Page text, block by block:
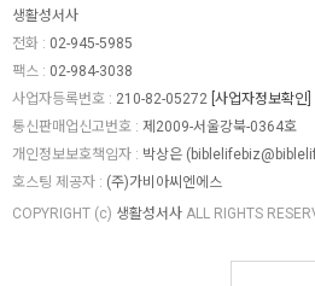
생활성서사
전화 : 02-945-5985
팩스 : 02-984-3038
사업자등록번호 : 210-82-05272 [사업자정보확인]
통신판매업신고번호 : 제2009-서울강북-0364호
개인정보보호책임자 : 박상은 (
호스팅 제공자 : (주)가비아씨엔에스
COPYRIGHT (c) 생활성서사 ALL RIGHTS